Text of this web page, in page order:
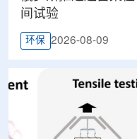
间试验
环保 2026-08-09